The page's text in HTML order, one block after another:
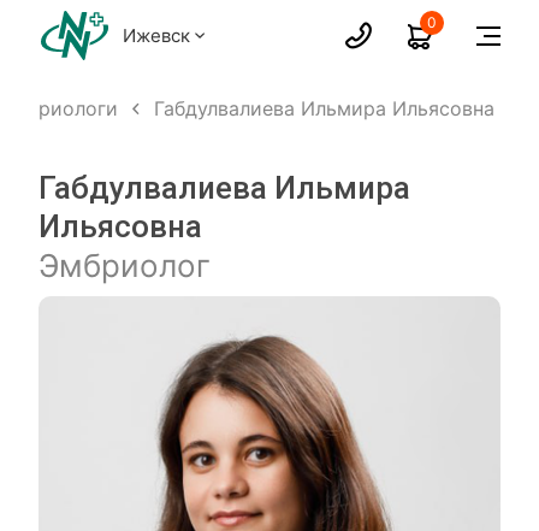
Ижевск
0
Эмбриологи Габдулвалиева Ильмира Ильясовна
Габдулвалиева Ильмира
Ильясовна
Эмбриолог